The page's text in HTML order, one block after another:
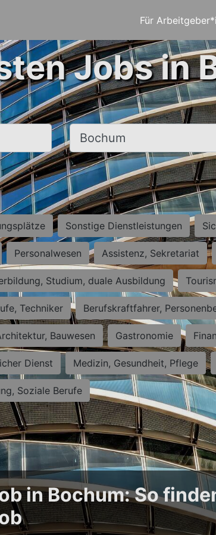
Für
Jobs in
Ort, Stadt
Sonstige Dienstleistungen
Personalwesen Assistenz, Sekretariat
Studium, duale Ausbildung
Techniker Berufskraftfahrer,
Bauwesen Gastronomie
Dienst Medizin, Gesundheit, Pflege
Soziale Berufe
in Bochum: So